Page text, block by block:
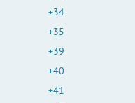
+34
+35
+39
+40
+41